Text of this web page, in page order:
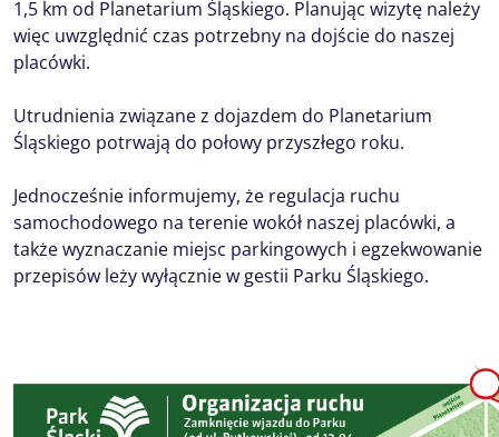
1,5 km od Planetarium Śląskiego. Planując wizytę należy
więc uwzględnić czas potrzebny na dojście do naszej
placówki.
Utrudnienia związane z dojazdem do Planetarium
Śląskiego potrwają do połowy przyszłego roku.
Jednocześnie informujemy, że regulacja ruchu
samochodowego na terenie wokół naszej placówki, a
także wyznaczanie miejsc parkingowych i egzekwowanie
przepisów leży wyłącznie w gestii Parku Śląskiego.